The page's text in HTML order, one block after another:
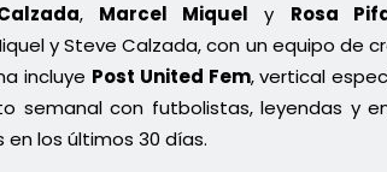
, Marcel Miquel y Rosa
y Steve Calzada, con un equipo de
incluye Post United Fem, vertical
semanal con futbolistas, leyendas y
en los últimos 30 días.